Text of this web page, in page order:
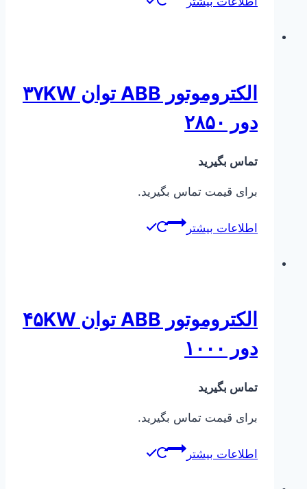
الکتروموتور ABB توان ۳۷KW
دور ۲۸۵۰
تماس بگیرید
برای قیمت تماس بگیرید.
اطلاعات بیشتر
الکتروموتور ABB توان ۴۵KW
دور ۱۰۰۰
تماس بگیرید
برای قیمت تماس بگیرید.
اطلاعات بیشتر